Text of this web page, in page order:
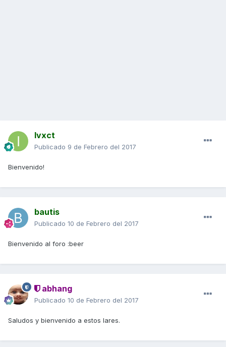
Ivxct
Publicado 9 de Febrero del 2017
Bienvenido!
bautis
Publicado 10 de Febrero del 2017
Bienvenido al foro :beer
abhang
Publicado 10 de Febrero del 2017
Saludos y bienvenido a estos lares.